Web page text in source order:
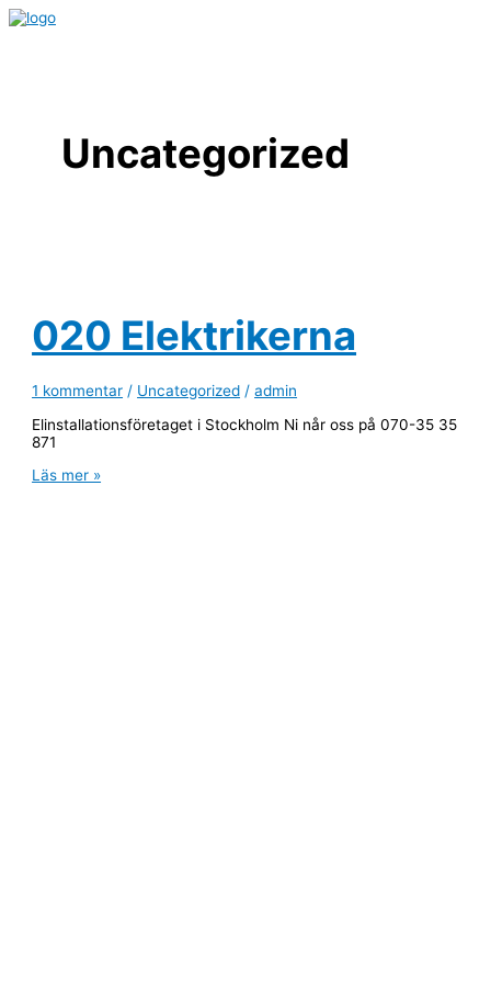
Hoppa
Uncategorized
020 Elektrikerna
1 kommentar / Uncategorized /admin
Elinstallationsföretaget i Stockholm Ni når oss på 070-35 35
871
020
Läs mer »